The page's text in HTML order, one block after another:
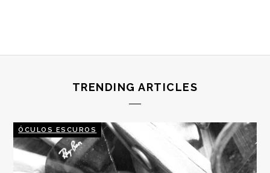
TRENDING ARTICLES
ÓCULOS ESCUROS